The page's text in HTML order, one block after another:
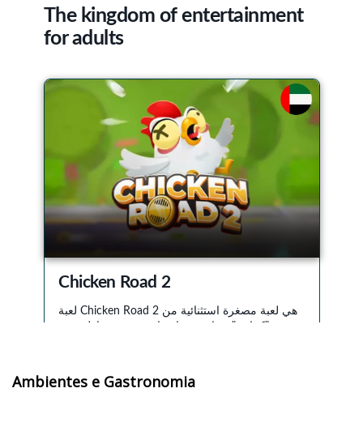
Ambientes e Gastronomia